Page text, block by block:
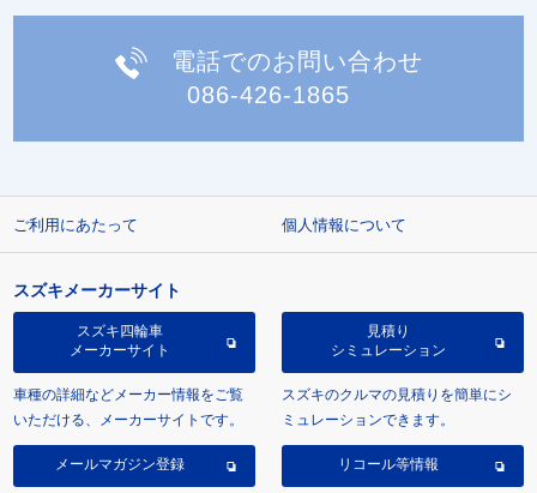
電話でのお問い合わせ
086-426-1865
ご利用にあたって 個人情報について
スズキメーカーサイト
スズキ四輪車
メーカーサイト
車種の詳細などメーカー情報をご覧
いただける、メーカーサイトです。
見積り
シミュレーション
スズキのクルマの見積りを簡単にシ
ミュレーションできます。
メールマガジン登録 リコール等情報